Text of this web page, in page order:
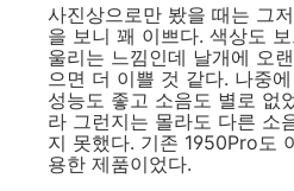
사진상으로만 봤을 때는 그
을 보니 꽤 이쁘다. 색상도
울리는 느낌인데 날개에 오
으면 더 이쁠 것 같다. 나중
성능도 좋고 소음도 별로 없
라 그런지는 몰라도 다른 소
지 못했다. 기존 1950Pro도
용한 제품이었다.